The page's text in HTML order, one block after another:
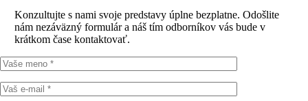
Konzultujte s nami svoje predstavy úplne bezplatne. Odošlite
nám nezáväzný formulár a náš tím odborníkov vás bude v
krátkom čase kontaktovať.